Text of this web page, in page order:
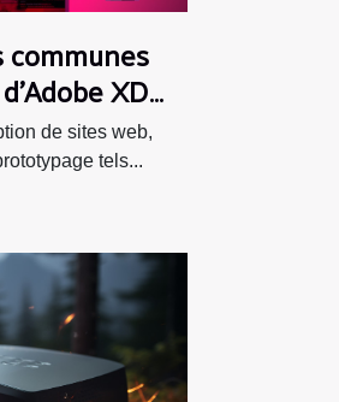
communes
XD
sites web
de sites web,
tels...